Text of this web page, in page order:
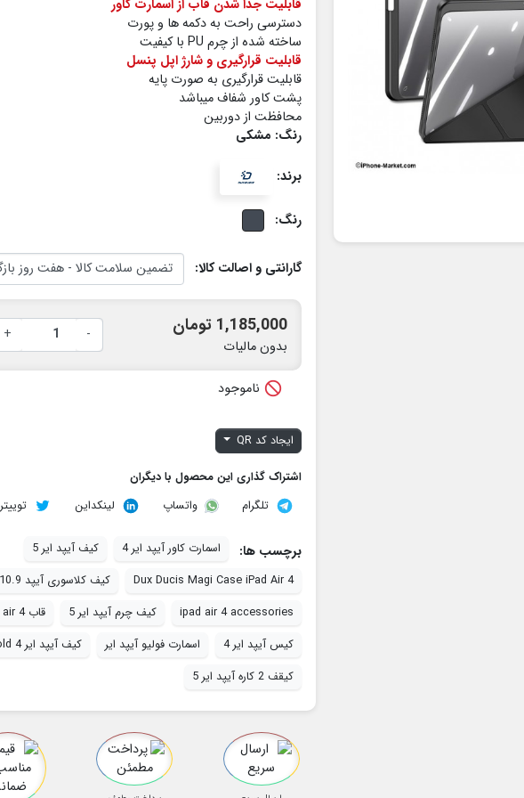
قابلیت جدا شدن قاب از اسمارت کاور
دسترسی راحت به دکمه ها و پورت
ساخته شده از چرم PU با کیفیت
قابلیت قرارگیری و شارژ اپل پنسل
قابلیت قرارگیری به صورت پایه
پشت کاور شفاف میباشد
محافظت از دوربین
رنگ: مشکی
برند:
رنگ:
گارانتی و اصالت کالا:
1,185,000 تومان
بدون مالیات
-
+
 ناموجود
ایجاد کد QR
اشتراک گذاری این محصول با دیگران
تلگرام
واتساپ لینکداین توییتر
برچسب ها: اسمارت کاور آیپد ایر 4
کیف آیپد ایر 5
Dux Ducis Magi Case iPad Air 4
کیف کلاسوری آیپد 10.9 اینچ
ipad air 4 accessories
کیف چرم آیپد ایر 5 قاب ipad air 4
کیس آیپد ایر 4
اسمارت فولیو آیپد ایر
کیف آیپد ایر 4 Tri-Fold
کیقف 2 کاره آیپد ایر 5